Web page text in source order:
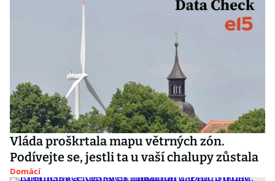
Vláda proškrtala mapu větrných zón.
Podívejte se, jestli ta u vaší chalupy zůstala
Domácí